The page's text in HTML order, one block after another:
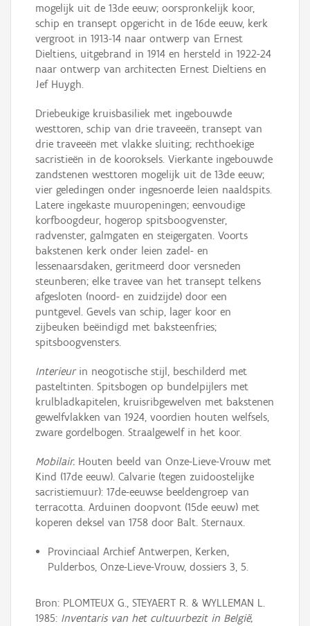
mogelijk uit de 13de eeuw; oorspronkelijk koor,
schip en transept opgericht in de 16de eeuw, kerk
vergroot in 1913-14 naar ontwerp van Ernest
Dieltiens, uitgebrand in 1914 en hersteld in 1922-24
naar ontwerp van architecten Ernest Dieltiens en
Jef Huygh.
Driebeukige kruisbasiliek met ingebouwde
westtoren, schip van drie traveeën, transept van
drie traveeën met vlakke sluiting; rechthoekige
sacristieën in de kooroksels. Vierkante ingebouwde
zandstenen westtoren mogelijk uit de 13de eeuw;
vier geledingen onder ingesnoerde leien naaldspits.
Latere ingekaste muuropeningen; eenvoudige
korfboogdeur, hogerop spitsboogvenster,
radvenster, galmgaten en steigergaten. Voorts
bakstenen kerk onder leien zadel- en
lessenaarsdaken, geritmeerd door versneden
steunberen; elke travee van het transept telkens
afgesloten (noord- en zuidzijde) door een
puntgevel. Gevels van schip, lager koor en
zijbeuken beëindigd met baksteenfries;
spitsboogvensters.
Interieurin neogotische stijl, beschilderd met
pasteltinten. Spitsbogen op bundelpijlers met
krulbladkapitelen, kruisribgewelven met bakstenen
gewelfvlakken van 1924, voordien houten welfsels,
zware gordelbogen. Straalgewelf in het koor.
Mobilair. Houten beeld van Onze-Lieve-Vrouw met
Kind (17de eeuw). Calvarie (tegen zuidoostelijke
sacristiemuur): 17de-eeuwse beeldengroep van
terracotta. Arduinen doopvont (15de eeuw) met
koperen deksel van 1758 door Balt. Sternaux.
Provinciaal Archief Antwerpen, Kerken,
Pulderbos, Onze-Lieve-Vrouw, dossiers 3, 5.
Bron: PLOMTEUX G., STEYAERT R. & WYLLEMAN L.
1985: Inventaris van het cultuurbezit in België,